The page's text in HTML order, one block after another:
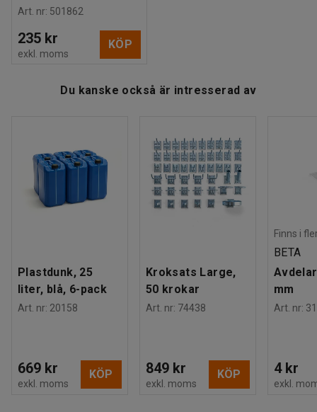
Art. nr: 501862
235 kr
exkl. moms
KÖP
Du kanske också är intresserad av
Plastdunk, 25
liter, blå, 6-pack
Art. nr: 20158
669 kr
exkl. moms
KÖP
Kroksats Large,
50 krokar
Art. nr: 74438
849 kr
exkl. moms
KÖP
Finns i
BETA
mm
Art. nr:
4 kr
exkl.